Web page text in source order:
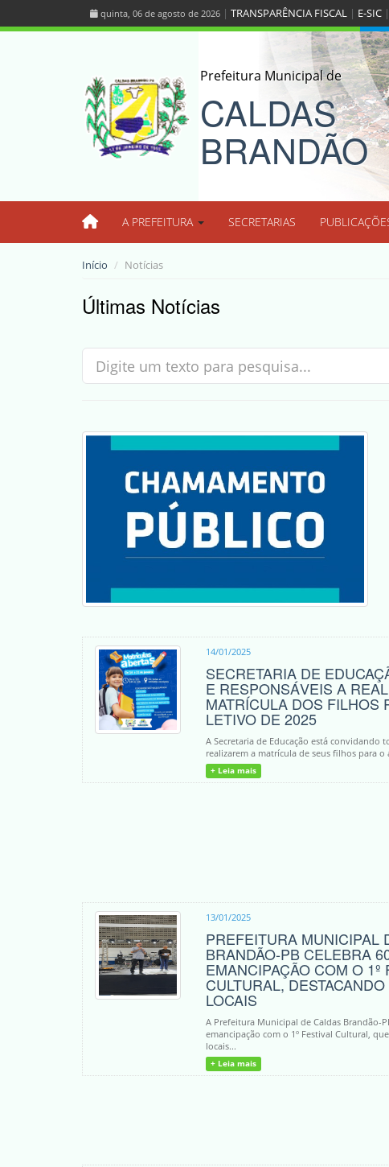
quinta, 06 de agosto de 2026 | TRANSPARÊNCIA FISCAL | E-SIC |
Prefeitura Municipal de
CALDAS
BRANDÃO
A PREFEITURA SECRETARIAS
Início Notícias
Últimas Notícias
14/01/2025
SECRETARIA DE
E RESPONSÁVEIS A
MATRÍCULA DOS FILHOS
LETIVO DE 2025
A Secretaria de Educação está convidando
realizarem a matrícula de seus filhos para o
+ Leia mais
13/01/2025
PREFEITURA MUNICIPAL
BRANDÃO-PB CELEBRA
EMANCIPAÇÃO COM O 1º
CULTURAL,
LOCAIS
A Prefeitura Municipal de Caldas Brandão-
emancipação com o 1º Festival Cultural,
locais...
+ Leia mais